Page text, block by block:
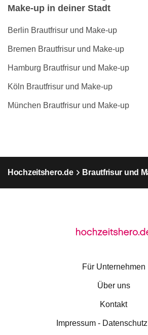
Make-up in deiner Stadt
Berlin Brautfrisur und Make-up
Bremen Brautfrisur und Make-up
Hamburg Brautfrisur und Make-up
Köln Brautfrisur und Make-up
München Brautfrisur und Make-up
Hochzeitshero.de Brautfrisur und
Für Unternehmen
Über uns
Kontakt
Impressum -